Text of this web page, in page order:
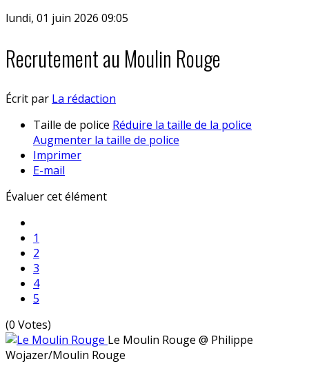
lundi, 01 juin 2026 09:05
Recrutement au Moulin Rouge
Écrit par La rédaction
Taille de police Réduire la taille de la police
Augmenter la taille de police
Imprimer
E-mail
Évaluer cet élément
1
2
3
4
5
(0 Votes)
Le Moulin Rouge @ Philippe
Wojazer/Moulin Rouge